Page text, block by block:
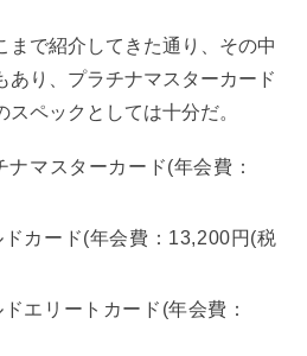
まで紹介してきた通り、その中
あり、プラチナマスターカード
ペックとしては十分だ。
マスターカード(年会費：
カード(年会費：13,200円(税
エリートカード(年会費：